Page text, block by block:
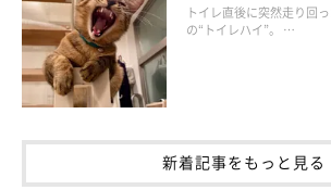
怪我
去勢・避妊手術
出産
などがあります。ストレスでホルモンバラ
トイレ直後に突然走り回
の“トイレハイ”。 …
新着記事をもっと見る